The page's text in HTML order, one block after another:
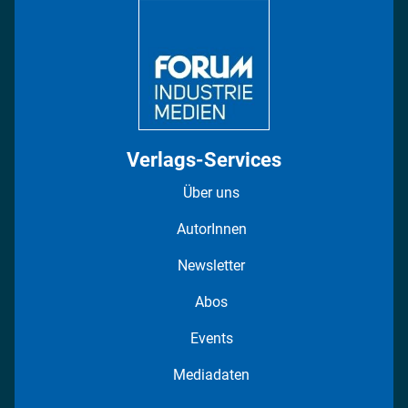
Verlags-Services
Über uns
AutorInnen
Newsletter
Abos
Events
Mediadaten